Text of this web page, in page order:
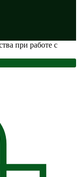
при работе с